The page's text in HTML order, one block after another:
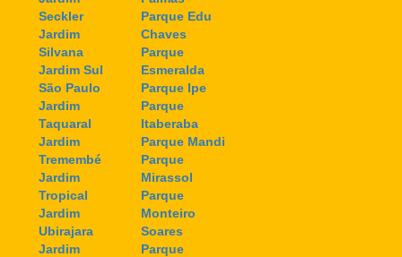
Seckler
Jardim
Silvana
Jardim Sul
São Paulo
Jardim
Taquaral
Jardim
Tremembé
Jardim
Tropical
Jardim
Ubirajara
Jardim
Parque Edu
Chaves
Parque
Esmeralda
Parque Ipe
Parque
Itaberaba
Parque Mandi
Parque
Mirassol
Parque
Monteiro
Soares
Parque